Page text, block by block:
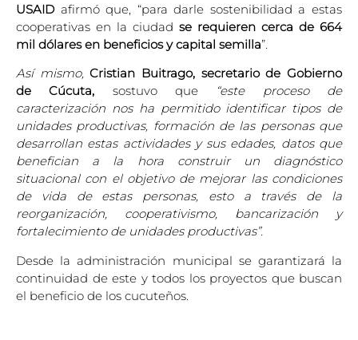
USAIDafirmó que, “para darle sostenibilidad a estas
cooperativas en la ciudad se requieren cerca de 664
mil dólares en beneficios y capital semilla”.
Así mismo,Cristian Buitrago, secretario de Gobierno
de Cúcuta, sostuvo que
“este proceso de
caracterización nos ha permitido identificar tipos de
unidades productivas, formación de las personas que
desarrollan estas actividades y sus edades, datos que
benefician a la hora construir un diagnóstico
situacional con el objetivo de mejorar las condiciones
de vida de estas personas, esto a través de la
reorganización, cooperativismo, bancarización y
fortalecimiento de unidades productivas”.
Desde la administración municipal se garantizará la
continuidad de este y todos los proyectos que buscan
el beneficio de los cucuteños.